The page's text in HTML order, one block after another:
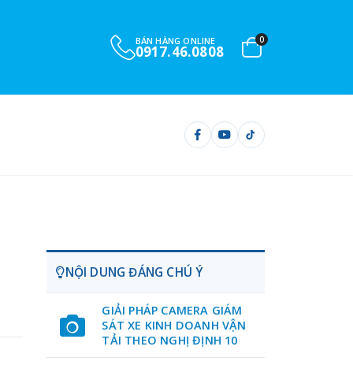
BÁN HÀNG ONLINE
0917.46.0808
0
NỘI DUNG ĐÁNG CHÚ Ý
GIẢI PHÁP CAMERA GIÁM
SÁT XE KINH DOANH VẬN
TẢI THEO NGHỊ ĐỊNH 10